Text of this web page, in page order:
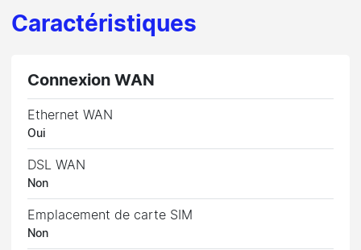
Caractéristiques
Connexion WAN
Ethernet WAN
Oui
DSL WAN
Non
Emplacement de carte SIM
Non